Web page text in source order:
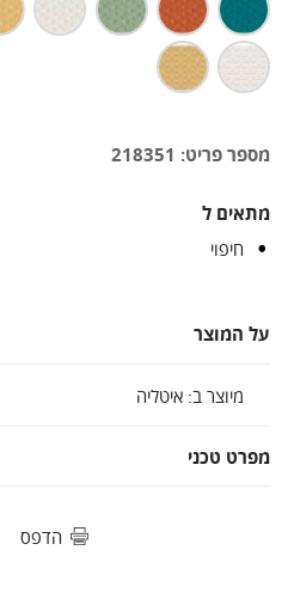
מספר פריט: 218351
מתאים ל
חיפוי
על המוצר
מיוצר ב: איטליה
מפרט טכני
הדפס